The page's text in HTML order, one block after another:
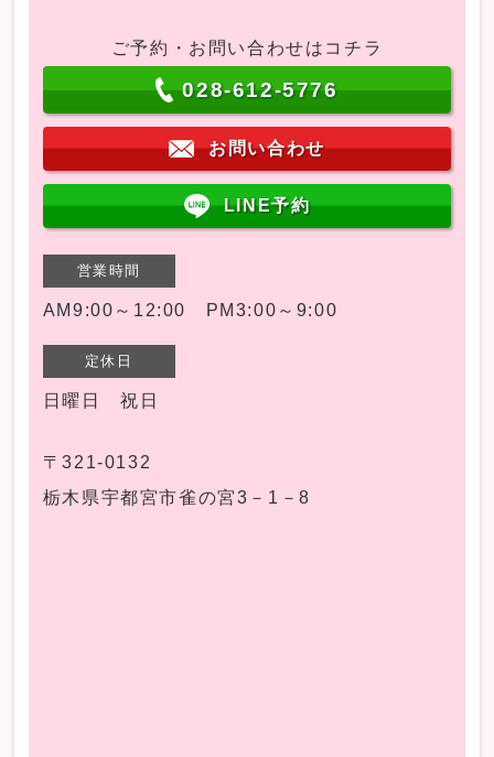
ご予約・お問い合わせはコチラ
028-612-5776
お問い合わせ
LINE予約
営業時間
AM9:00～12:00 PM3:00～9:00
定休日
日曜日 祝日
〒321-0132
栃木県宇都宮市雀の宮3－1－8